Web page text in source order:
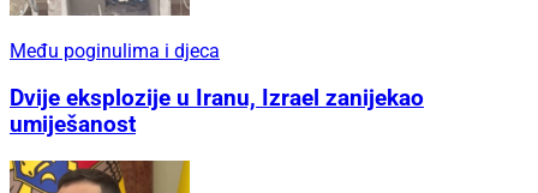
Među poginulima i djeca
Dvije eksplozije u Iranu, Izrael zanijekao
umiješanost